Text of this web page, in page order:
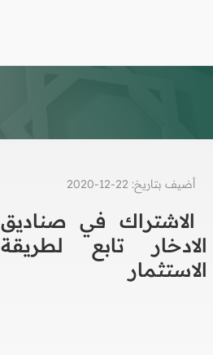
أضيف بتاريخ: 22-12-2020
الاشتراك في صناديق
الادخار تابع لطريقة
الاستثمار